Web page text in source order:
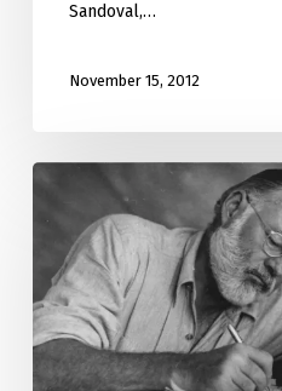
Sandoval,…
November 15, 2012
Habana
por
la
ruta
de